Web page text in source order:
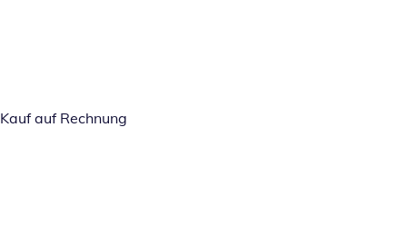
Kauf auf Rechnung